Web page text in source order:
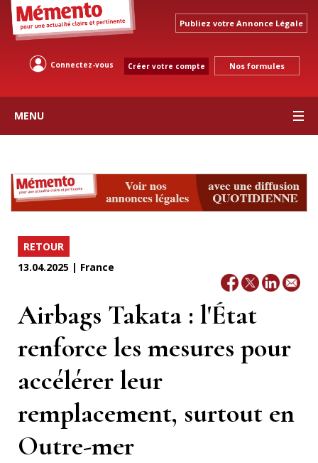
Publiez votre Annonce Légale
Connectez-vous Créer votre compte Nos formules
MENU
RETOUR
13.04.2025 | France
Airbags Takata : l'État
renforce les mesures pour
accélérer leur
remplacement, surtout en
Outre-mer